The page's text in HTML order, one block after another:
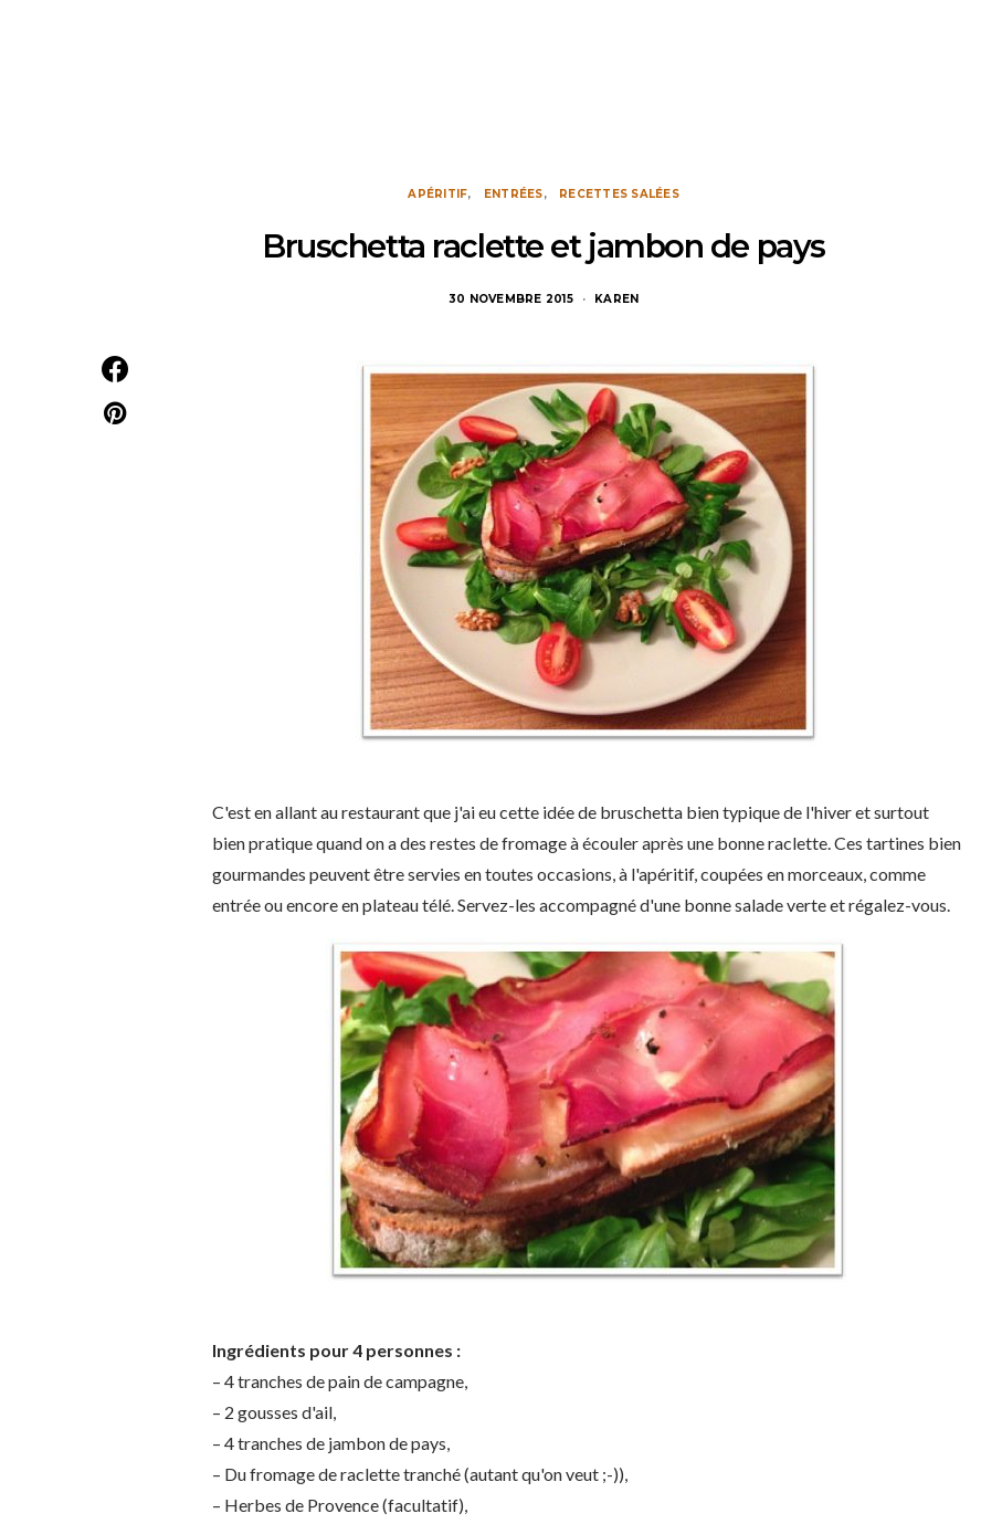
APÉRITIF ENTRÉES RECETTES SALÉES
Bruschetta raclette et jambon de pays
30 NOVEMBRE 2015 KAREN
C'est en allant au restaurant que j'ai eu cette idée de bruschetta bien typique de l'hiver et surtout
bien pratique quand on a des restes de fromage à écouler après une bonne raclette. Ces tartines bien
gourmandes peuvent être servies en toutes occasions, à l'apéritif, coupées en morceaux, comme
entrée ou encore en plateau télé. Servez-les accompagné d'une bonne salade verte et régalez-vous.
Ingrédients pour 4 personnes :
– 4 tranches de pain de campagne,
– 2 gousses d'ail,
– 4 tranches de jambon de pays,
– Du fromage de raclette tranché (autant qu'on veut ;-)),
– Herbes de Provence (facultatif),